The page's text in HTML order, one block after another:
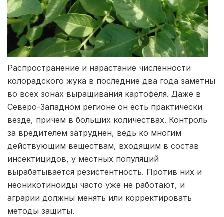
Распространение и нарастание численности
колорадского жука в последние два года заметны
во всех зонах выращивания картофеля. Даже в
Северо-Западном регионе он есть практически
везде, причем в больших количествах. Контроль
за вредителем затруднен, ведь ко многим
действующим веществам, входящим в состав
инсектицидов, у местных популяций
вырабатывается резистентность. Против них и
неоникотиноиды часто уже не работают, и
аграрии должны менять или корректировать
методы защиты.